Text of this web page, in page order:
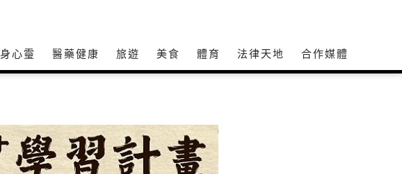
身心𩆜 醫藥健康 旅遊 美食 體育 法律天地 合作媒體